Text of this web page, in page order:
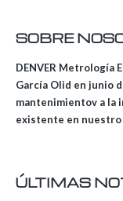
SOBRE
DENVER Metrología
García Olid en junio
mantenimientov a la
existente en nuestro
ÚLTIMAS